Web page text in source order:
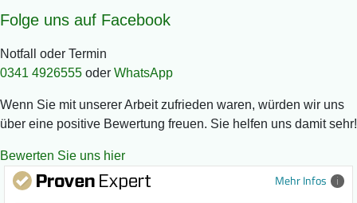
Folge uns auf Facebook
Notfall oder Termin
0341 4926555 oder WhatsApp
Wenn Sie mit unserer Arbeit zufrieden waren, würden wir uns
über eine positive Bewertung freuen. Sie helfen uns damit sehr!
Bewerten Sie uns hier
Mehr Infos